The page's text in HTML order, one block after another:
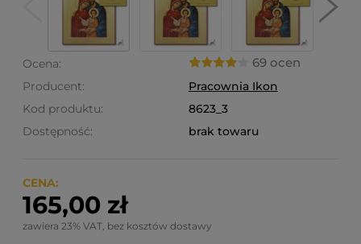
Ocena: 69 ocen
Producent:
Pracownia Ikon
Kod produktu:
8623_3
Dostępność:
brak towaru
CENA:
165,00 zł
zawiera 23% VAT, bez kosztów dostawy